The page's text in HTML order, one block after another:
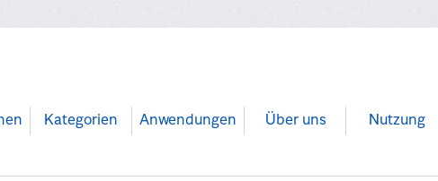
Kategorien Anwendungen Über uns Nutzung